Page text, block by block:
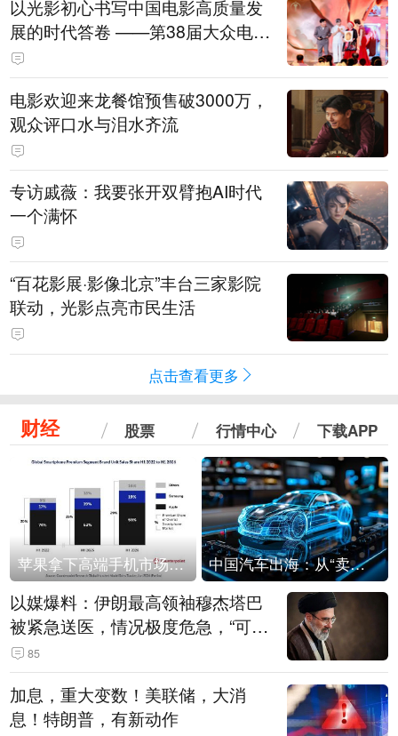
以光影初心书写中国电影高质量发
展的时代答卷 ——第38届大众电影
百花奖系列活动开幕晚会综述
电影欢迎来龙餐馆预售破3000万，
观众评口水与泪水齐流
专访戚薇：我要张开双臂抱AI时代
一个满怀
“百花影展·影像北京”丰台三家影院
联动，光影点亮市民生活
点击查看更多
财经 股票 行情中心 下载APP
苹果拿下高端手机市场65%的份额：iPhone 17系列功不可没 中国汽车出海：从“卖出去”到“走进去”
以媒爆料：伊朗最高领袖穆杰塔巴
被紧急送医，情况极度危急，“可能
随时会死去”
85
加息，重大变数！美联储，大消
息！特朗普，有新动作